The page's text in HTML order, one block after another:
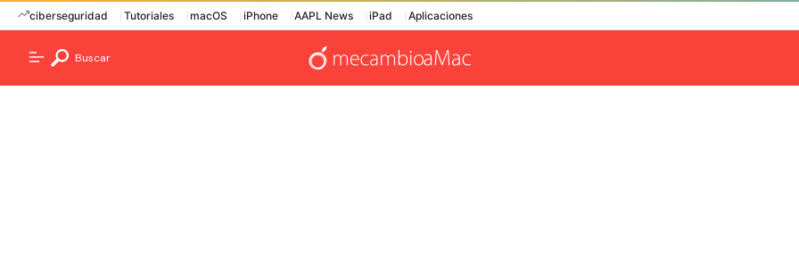
ciberseguridad Tutoriales macOS iPhone AAPL News iPad Aplicaciones
Buscar